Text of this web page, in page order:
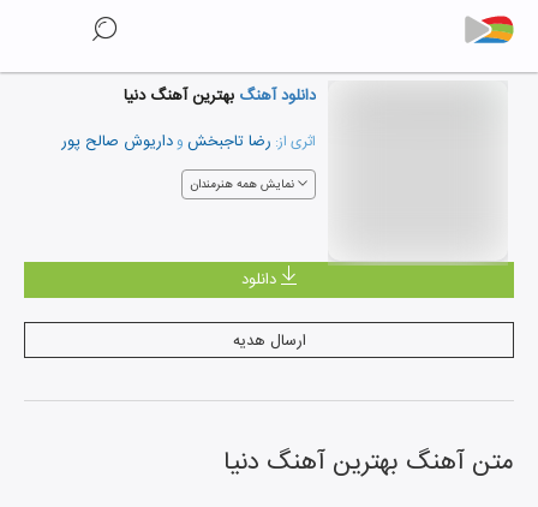
دانلود آهنگ بهترین آهنگ دنیا
اثری از: رضا تاجبخش و داریوش صالح پور
نمایش همه هنرمندان
دانلود
ارسال هدیه
متن آهنگ بهترین آهنگ دنیا